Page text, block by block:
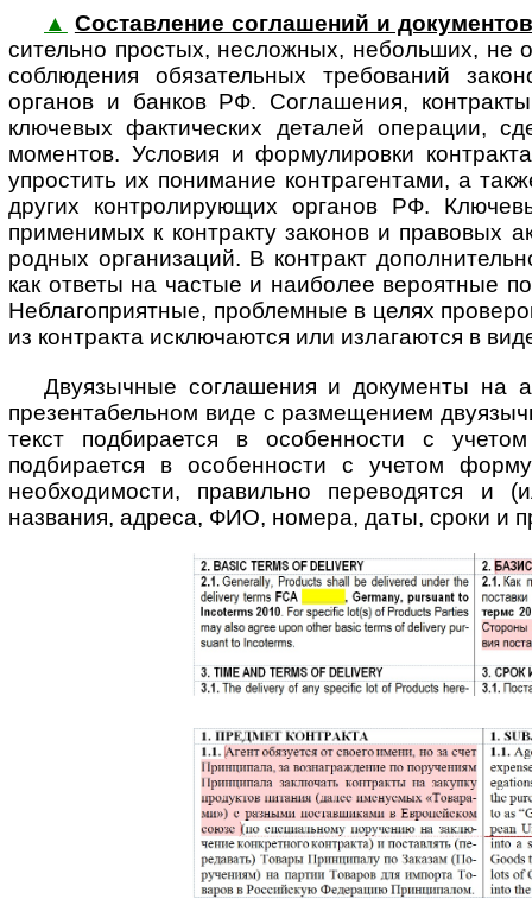
▲ Составление соглашений и документов
си­тель­но простых, неслож­ных, небольших, не
соблюдения обяза­тельных требо­ваний
органов и банков РФ. Соглашения,
ключевых фактических деталей операции,
моментов. Условия и форму­лировки
упростить их понимание контрагентами, а
других конт­ро­ли­ру­ю­щих органов РФ.
применимых к контракту законов и правовых
род­ных организаций. В контракт
как ответы на частые и наиболее вероятные
Неблагоприятные, проблемные в целях
из контракта исключаются или излагаются в
Двуязычные соглашения и документы на
презентабельном виде с размещением
текст подбирается в особенности с
подбирается в особенности с учетом
необходимости, правильно переводятся и
названия, адреса, ФИО, номера, даты, сроки и